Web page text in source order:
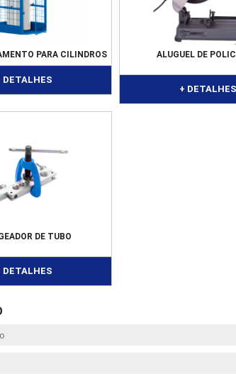
PARA CILINDROS
DETALHES
ALUGUEL DE
+ DETALHES
DE TUBO
DETALHES